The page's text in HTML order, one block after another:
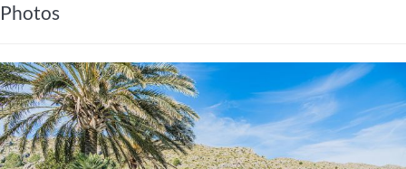
Photos